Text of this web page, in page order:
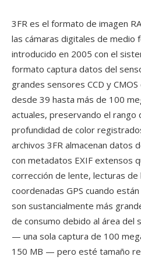
3FR es el formato de imagen
las cámaras digitales de medio
introducido en 2005 con el
formato captura datos del
grandes sensores CCD y
desde 39 hasta más de 100
actuales, preservando el rango
profundidad de color
archivos 3FR almacenan datos
con metadatos EXIF extensos
corrección de lente, lecturas de
coordenadas GPS cuando
son sustancialmente más
de consumo debido al área del
— una sola captura de 100
150 MB — pero esté tamaño